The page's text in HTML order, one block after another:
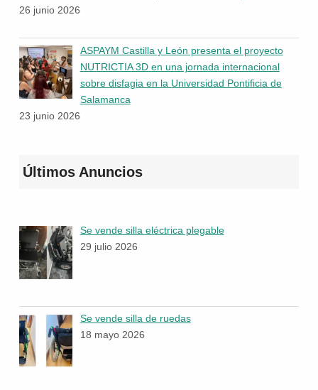
26 junio 2026
ASPAYM Castilla y León presenta el proyecto
NUTRICTIA 3D en una jornada internacional
sobre disfagia en la Universidad Pontificia de
Salamanca
23 junio 2026
Últimos Anuncios
Se vende silla eléctrica plegable
29 julio 2026
Se vende silla de ruedas
18 mayo 2026